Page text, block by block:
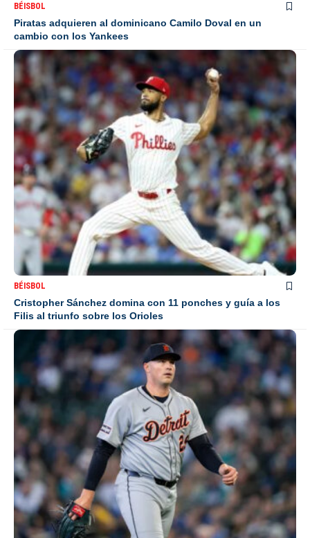
BÉISBOL
Piratas adquieren al dominicano Camilo Doval en un
cambio con los Yankees
BÉISBOL
Cristopher Sánchez domina con 11 ponches y guía a los
Filis al triunfo sobre los Orioles